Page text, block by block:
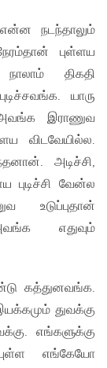
நடந்தாலும்
புள்ளய
திகதி
யாரு
இராணுவ
விடவேயில்ல.
அடிச்சி,
புடிச்சி வேன்ல
உடுப்புதான்
எதுவும்
கத்துனவங்க.
துவக்கு
எங்களுக்கு
எங்கேயோ